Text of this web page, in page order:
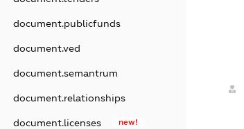
document.publicfunds
document.ved
document.semantrum
document.relationships
document.licenses new!